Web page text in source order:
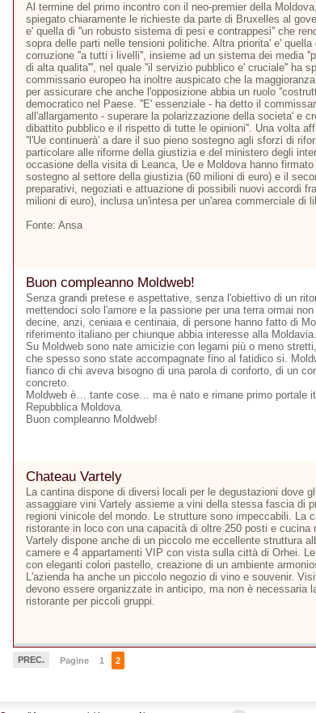
Al termine del primo incontro con il neo-premier della
spiegato chiaramente le richieste da parte di Bruxelles al
e' quella di ''un robusto sistema di pesi e contrappesi'' che
sopra delle parti nelle tensioni politiche. Altra priorita' e' quella
corruzione ''a tutti i livelli'', insieme ad un sistema dei media
di alta qualita''', nel quale ''il servizio pubblico e' cruciale'' ha
commissario europeo ha inoltre auspicato che la
per assicurare che anche l'opposizione abbia un ruolo
democratico nel Paese. ''E' essenziale - ha detto il
all'allargamento - superare la polarizzazione della societa' e
dibattito pubblico e il rispetto di tutte le opinioni''. Una volta
''l'Ue continuerà' a dare il suo pieno sostegno agli sforzi di
particolare alle riforme della giustizia e del ministero degli
occasione della visita di Leanca, Ue e Moldova hanno
sostegno al settore della giustizia (60 milioni di euro) e il
preparativi, negoziati e attuazione di possibili nuovi accordi
milioni di euro), inclusa un'intesa per un'area commerciale di
Fonte: Ansa
Buon compleanno Moldweb!
Senza grandi pretese e aspettative, senza l'obiettivo di un
mettendoci solo l'amore e la passione per una terra ormai
decine, anzi, ceniaia e centinaia, di persone hanno fatto di
riferimento italiano per chiunque abbia interesse alla Moldavia.
Su Moldweb sono nate amicizie con legami più o meno
che spesso sono state accompagnate fino al fatidico si.
fianco di chi aveva bisogno di una parola di conforto, di un
concreto.
Moldweb è… tante cose… ma è nato e rimane primo portale
Repubblica Moldova.
Buon compleanno Moldweb!
Chateau Vartely
La cantina dispone di diversi locali per le degustazioni dove
assaggiare vini Vartely assieme a vini della stessa fascia di
regioni vinicole del mondo. Le strutture sono impeccabili. La
ristorante in loco con una capacità di oltre 250 posti e cucina
Vartely dispone anche di un piccolo me eccellente struttura
camere e 4 appartamenti VIP con vista sulla città di Orhei.
con eleganti colori pastello, creazione di un ambiente
L'azienda ha anche un piccolo negozio di vino e souvenir.
devono essere organizzate in anticipo, ma non è necessaria
ristorante per piccoli gruppi.
PREC. Pagine 1 2